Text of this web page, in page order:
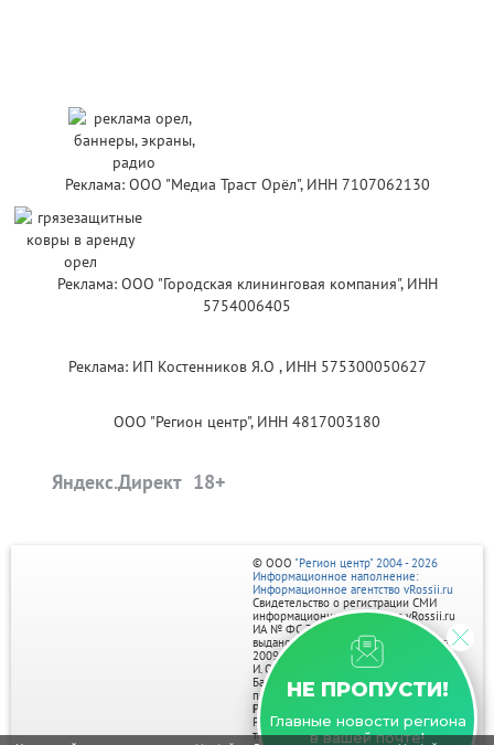
Реклама: ООО "Медиа Траст Орёл", ИНН 7107062130
Реклама: ООО "Городская клининговая компания", ИНН
5754006405
Реклама: ИП Костенников Я.О , ИНН 575300050627
ООО "Регион центр", ИНН 4817003180
Яндекс.Директ
НЕ ПРОПУСТИ!
Главные новости региона
в вашей почте!
© ООО "Регион центр" 2004 - 2026
Информационное наполнение:
Информационное агентство vRossii.ru
Свидетельство о регистрации СМИ
информационного агентства vRossii.ru
ИА № ФС 77‑35502
выдано РОСКОМНАДЗОРом 04 марта
2009г.
И. О. Главного редактора Нарыков А. Н.
Баннеры на портале размещаются на
правах рекламы.
Реклама на портале:
Рекламное агентство "Умный маркетинг"
тел. 7-910-267-70-40,